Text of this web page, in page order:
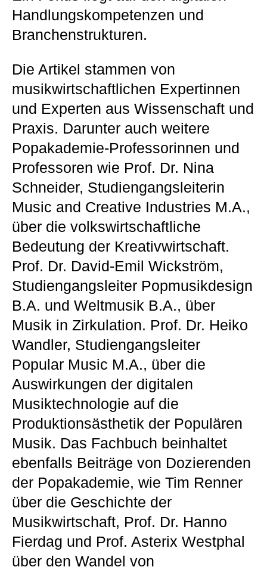
Handlungskompetenzen und
Branchenstrukturen.
Die Artikel stammen von
musikwirtschaftlichen Expertinnen
und Experten aus Wissenschaft und
Praxis. Darunter auch weitere
Popakademie-Professorinnen und
Professoren wie Prof. Dr. Nina
Schneider, Studiengangsleiterin
Music and Creative Industries M.A.,
über die volkswirtschaftliche
Bedeutung der Kreativwirtschaft.
Prof. Dr. David-Emil Wickström,
Studiengangsleiter Popmusikdesign
B.A. und Weltmusik B.A., über
Musik in Zirkulation. Prof. Dr. Heiko
Wandler, Studiengangsleiter
Popular Music M.A., über die
Auswirkungen der digitalen
Musiktechnologie auf die
Produktionsästhetik der Populären
Musik. Das Fachbuch beinhaltet
ebenfalls Beiträge von Dozierenden
der Popakademie, wie Tim Renner
über die Geschichte der
Musikwirtschaft, Prof. Dr. Hanno
Fierdag und Prof. Asterix Westphal
über den Wandel von